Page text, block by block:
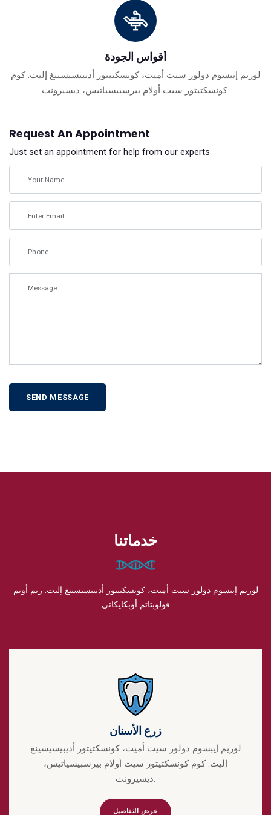
أقواس الجودة
لوريم إيبسوم دولور سيت أميت، كونسكتيتور أديبيسيسينغ إليت. كوم
Request An Appointment
Just set an appointment for help from our experts
خدماتنا
لوريم إيبسوم دولور سيت أميت، كونسكتيتور أديبيسيسينغ إليت. ريم أوتم
فولوبتاتم أوبكايكاتي
زرع الأسنان
لوريم إيبسوم دولور سيت أميت، كونسكتيتور أديبيسيسينغ
إليت. كوم كونسكتيتور سيت أولام بيرسبيسياتيس،
ديسيرونت.
عرض التفاصيل